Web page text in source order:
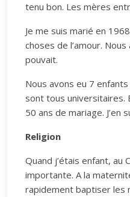
tenu bon. Les mères
Je me suis marié en
choses de l’amour.
pouvait.
Nous avons eu 7
sont tous universitaires.
50 ans de mariage. J’en
Religion
Quand j’étais enfant, au
importante. A la
rapidement baptiser les